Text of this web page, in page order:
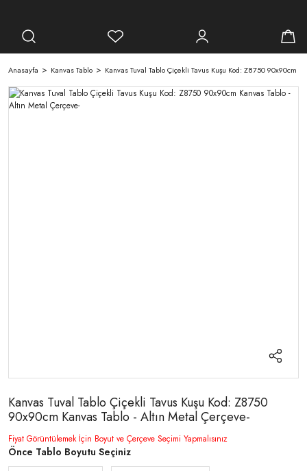
Anasayfa Kanvas Tablo Kanvas Tuval Tablo Çiçekli Tavus Kuşu Kod: Z8750 90x90cm
Kanvas Tuval Tablo Çiçekli Tavus Kuşu Kod: Z8750
90x90cm Kanvas Tablo - Altın Metal Çerçeve-
Fiyat Görüntülemek İçin Boyut ve Çerçeve Seçimi Yapmalısınız
Önce Tablo Boyutu Seçiniz